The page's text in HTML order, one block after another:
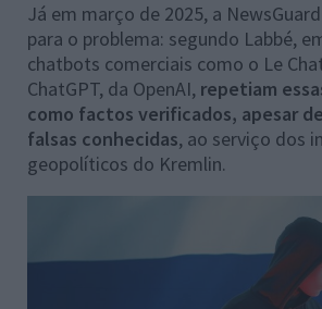
Já em março de 2025, a
para o problema: segundo Labbé,
chatbots comerciais como o Le
ChatGPT, da OpenAI, repetiam
como factos verificados, apesar
falsas conhecidas, ao serviço dos
geopolíticos do Kremlin.